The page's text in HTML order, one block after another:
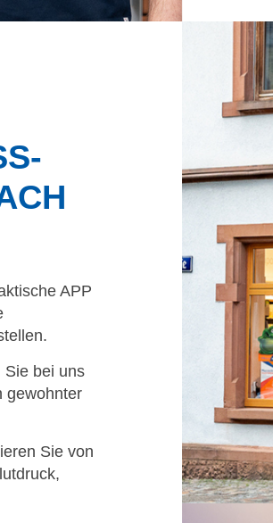
APP
Sie bei uns
gewohnter
Sie von